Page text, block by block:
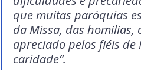
que muitas paróquias
da Missa, das homilias,
apreciado pelos fiéis
caridade”.